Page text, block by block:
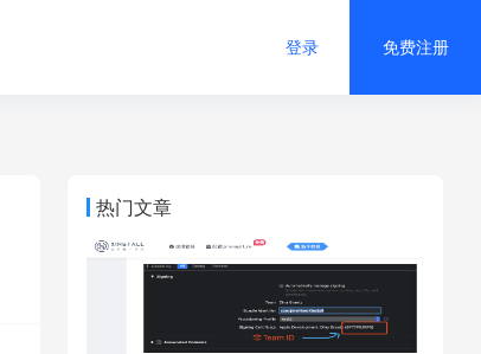
登录 免费注册
热门文章